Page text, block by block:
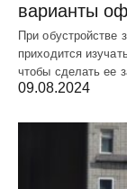
варианты
При обустройстве
приходится
чтобы сделать ее
09.08.2024